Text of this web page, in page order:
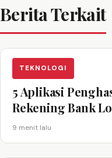
Berita Terkait
TEKNOLOGI
5 Aplikasi
Rekening Bank
9 menit lalu